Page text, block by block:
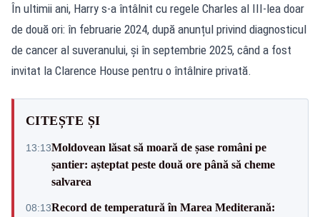
În ultimii ani, Harry s-a întâlnit cu regele Charles al III-lea doar
de două ori: în februarie 2024, după anunțul privind diagnosticul
de cancer al suveranului, și în septembrie 2025, când a fost
invitat la Clarence House pentru o întâlnire privată.
CITEȘTE ȘI
13:13Moldovean lăsat să moară de șase români pe
șantier: așteptat peste două ore până să cheme
salvarea
08:13Record de temperatură în Marea Mediterană: